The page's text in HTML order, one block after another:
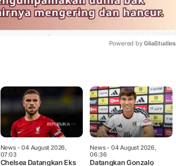
Powered by GliaStudios
News- 04 August 2026,
07:03
Chelsea Datangkan Eks
News- 04 August 2026,
06:36
Datangkan Gonzalo